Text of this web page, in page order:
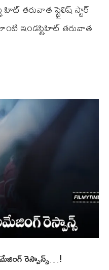
హిట్ త‌రువాత‌ స్టైలిష్ స్టార్
ఇండ‌స్ట్రిహిట్ త‌రువాత
రెస్పాన్స్‌‌…!‌